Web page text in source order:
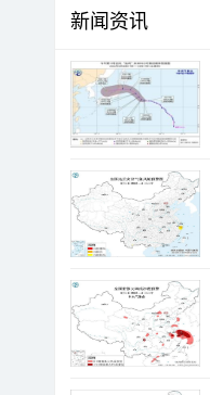
新闻资讯